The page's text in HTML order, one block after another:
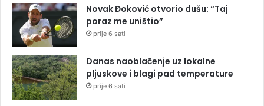
Novak Đoković otvorio dušu: “Taj
poraz me uništio”
prije 6 sati
Danas naoblačenje uz lokalne
pljuskove i blagi pad temperature
prije 6 sati